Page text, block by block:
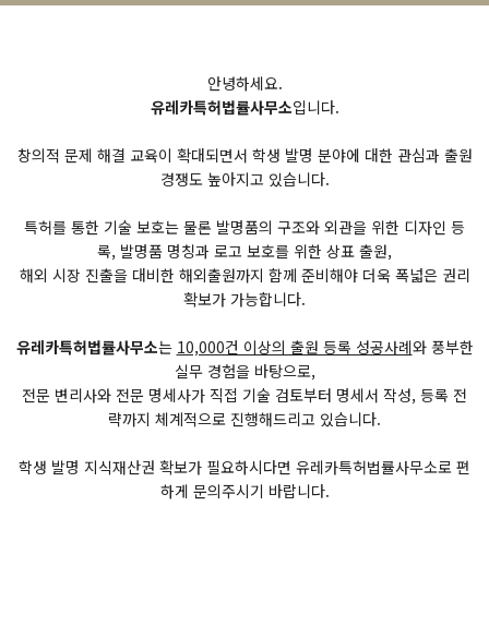
안녕하세요.
유레카특허법률사무소입니다.
창의적 문제 해결 교육이 확대되면서 학생 발명 분야에 대한 관심과 출원
경쟁도 높아지고 있습니다.
특허를 통한 기술 보호는 물론 발명품의 구조와 외관을 위한 디자인 등
록, 발명품 명칭과 로고 보호를 위한 상표 출원,
해외 시장 진출을 대비한 해외출원까지 함께 준비해야 더욱 폭넓은 권리
확보가 가능합니다.
유레카특허법률사무소는 10,000건 이상의 출원 등록 성공사례와 풍부한
실무 경험을 바탕으로,
전문 변리사와 전문 명세사가 직접 기술 검토부터 명세서 작성, 등록 전
략까지 체계적으로 진행해드리고 있습니다.
학생 발명 지식재산권 확보가 필요하시다면 유레카특허법률사무소로 편
하게 문의주시기 바랍니다.